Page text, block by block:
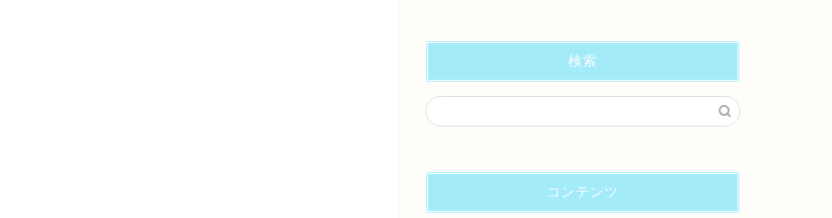
検索
コンテンツ